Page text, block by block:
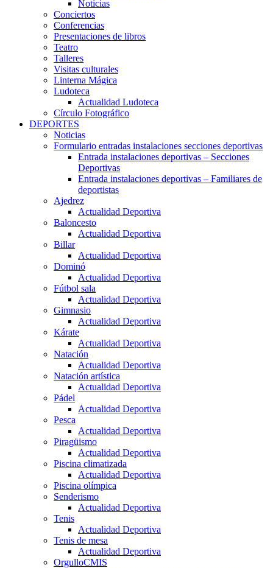
Noticias
Conciertos
Conferencias
Presentaciones de libros
Teatro
Talleres
Visitas culturales
Linterna Mágica
Ludoteca
Actualidad Ludoteca
Círculo Fotográfico
DEPORTES
Noticias
Formulario entradas instalaciones secciones deportivas
Entrada instalaciones deportivas – Secciones
Deportivas
Entrada instalaciones deportivas – Familiares de
deportistas
Ajedrez
Actualidad Deportiva
Baloncesto
Actualidad Deportiva
Billar
Actualidad Deportiva
Dominó
Actualidad Deportiva
Fútbol sala
Actualidad Deportiva
Gimnasio
Actualidad Deportiva
Kárate
Actualidad Deportiva
Natación
Actualidad Deportiva
Natación artística
Actualidad Deportiva
Pádel
Actualidad Deportiva
Pesca
Actualidad Deportiva
Piragüismo
Actualidad Deportiva
Piscina climatizada
Actualidad Deportiva
Piscina olímpica
Senderismo
Actualidad Deportiva
Tenis
Actualidad Deportiva
Tenis de mesa
Actualidad Deportiva
OrgulloCMIS